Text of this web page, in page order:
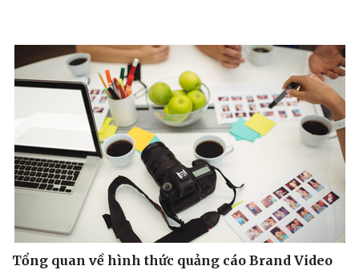
Tổng quan về hình thức quảng cáo Brand Video